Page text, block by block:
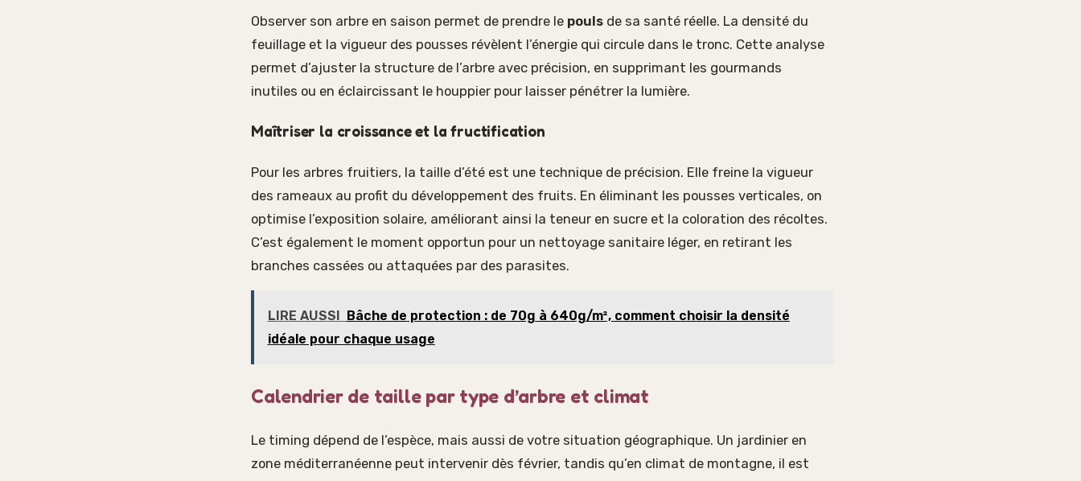
Observer son arbre en saison permet de prendre le pouls de sa santé réelle. La densité du
feuillage et la vigueur des pousses révèlent l’énergie qui circule dans le tronc. Cette analyse
permet d’ajuster la structure de l’arbre avec précision, en supprimant les gourmands
inutiles ou en éclaircissant le houppier pour laisser pénétrer la lumière.
Maîtriser la croissance et la fructification
Pour les arbres fruitiers, la taille d’été est une technique de précision. Elle freine la vigueur
des rameaux au profit du développement des fruits. En éliminant les pousses verticales, on
optimise l’exposition solaire, améliorant ainsi la teneur en sucre et la coloration des récoltes.
C’est également le moment opportun pour un nettoyage sanitaire léger, en retirant les
branches cassées ou attaquées par des parasites.
LIRE AUSSI Bâche de protection : de 70g à 640g/m², comment choisir la densité
idéale pour chaque usage
Calendrier de taille par type d’arbre et climat
Le timing dépend de l’espèce, mais aussi de votre situation géographique. Un jardinier en
zone méditerranéenne peut intervenir dès février, tandis qu’en climat de montagne, il est